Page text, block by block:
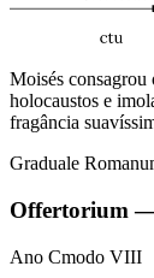
Moisés consagrou
holocaustos e
fragância
Graduale
Offertorium —
Ano Cmodo VIII